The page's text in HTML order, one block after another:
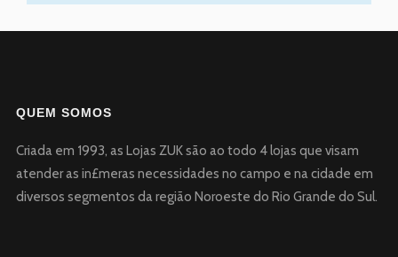
QUEM SOMOS
Criada em 1993, as Lojas ZUK são ao todo 4 lojas que visam
atender as in£meras necessidades no campo e na cidade em
diversos segmentos da região Noroeste do Rio Grande do Sul.